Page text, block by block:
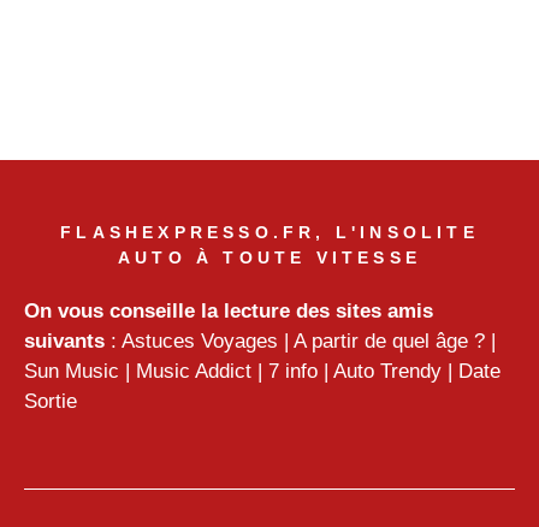
FLASHEXPRESSO.FR, L'INSOLITE
AUTO À TOUTE VITESSE
On vous conseille la lecture des sites amis
suivants : Astuces Voyages | A partir de quel âge ? |
Sun Music | Music Addict | 7 info | Auto Trendy | Date
Sortie